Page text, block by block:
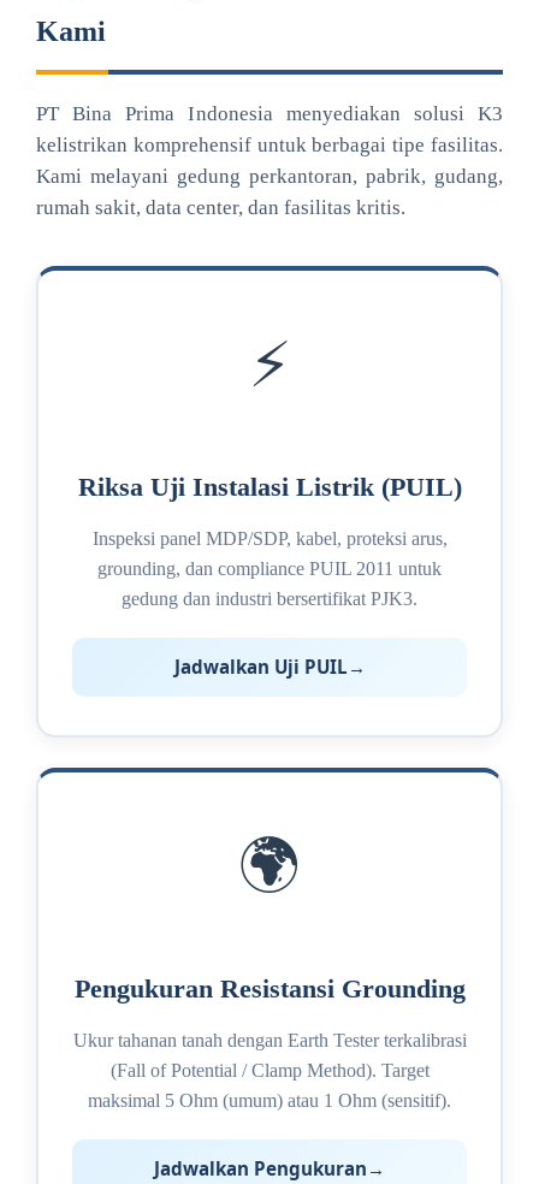
Kami
PT Bina Prima Indonesia menyediakan solusi K3
kelistrikan komprehensif untuk berbagai tipe fasilitas.
Kami melayani gedung perkantoran, pabrik, gudang,
rumah sakit, data center, dan fasilitas kritis.
⚡
Riksa Uji Instalasi Listrik (PUIL)
Inspeksi panel MDP/SDP, kabel, proteksi arus,
grounding, dan compliance PUIL 2011 untuk
gedung dan industri bersertifikat PJK3.
Jadwalkan Uji PUIL
🌍
Pengukuran Resistansi Grounding
Ukur tahanan tanah dengan Earth Tester terkalibrasi
(Fall of Potential / Clamp Method). Target
maksimal 5 Ohm (umum) atau 1 Ohm (sensitif).
Jadwalkan Pengukuran